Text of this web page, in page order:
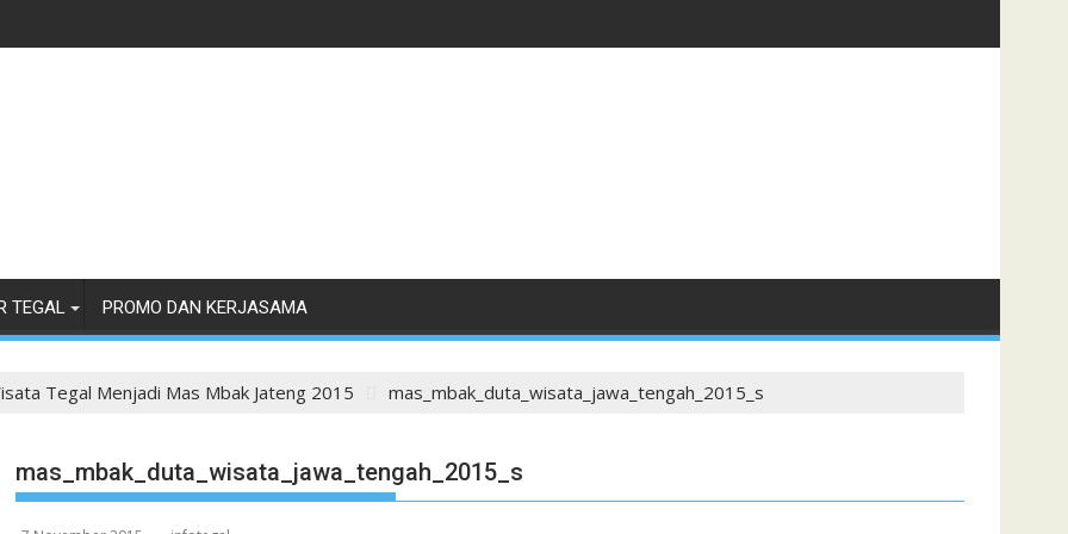
TEGAL PROMO DAN KERJASAMA
Tegal Menjadi Mas Mbak Jateng 2015 mas_mbak_duta_wisata_jawa_tengah_2015_s
mas_mbak_duta_wisata_jawa_tengah_2015_s